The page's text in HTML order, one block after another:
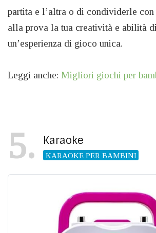
partita e l’altra o di condividerle
alla prova la tua creatività e abilità
un’esperienza di gioco unica.
Leggi anche: Migliori giochi per
5 Karaoke
KARAOKE PER BAMBINI